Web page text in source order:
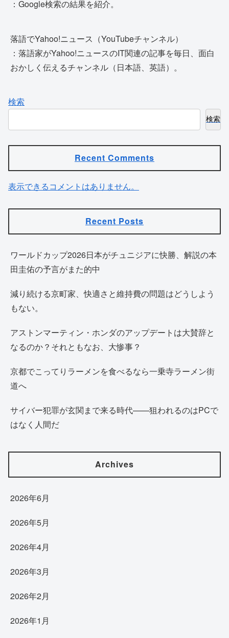
：Google検索の結果を紹介。
落語でYahoo!ニュース（YouTubeチャンネル）
：落語家がYahoo!ニュースのIT関連の記事を毎日、面白
おかしく伝えるチャンネル（日本語、英語）。
検索
検索
Recent Comments
表示できるコメントはありません。
Recent Posts
ワールドカップ2026日本がチュニジアに快勝、解説の本
田圭佑の予言がまた的中
減り続ける京町家、快適さと維持費の問題はどうしよう
もない。
アストンマーティン・ホンダのアップデートは大賛辞と
なるのか？それともなお、大惨事？
京都でこってりラーメンを食べるなら一乗寺ラーメン街
道へ
サイバー犯罪が玄関まで来る時代——狙われるのはPCで
はなく人間だ
Archives
2026年6月
2026年5月
2026年4月
2026年3月
2026年2月
2026年1月